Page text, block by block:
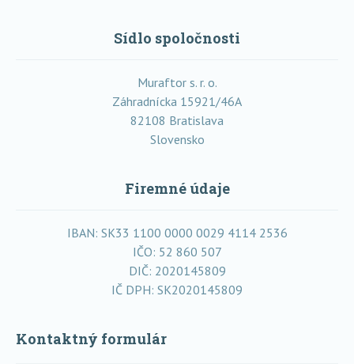
Sídlo spoločnosti
Muraftor s. r. o.
Záhradnícka 15921/46A
82108 Bratislava
Slovensko
Firemné údaje
IBAN: SK33 1100 0000 0029 4114 2536
IČO: 52 860 507
DIČ: 2020145809
IČ DPH: SK2020145809
Kontaktný formulár